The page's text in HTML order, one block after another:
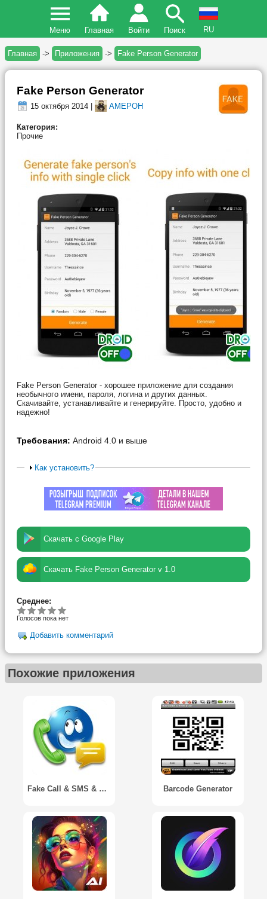
Меню Главная Войти Поиск RU
Главная -> Приложения -> Fake Person Generator
Fake Person Generator
15 октября 2014 | AMEPOH
Категория:
Прочие
Fake Person Generator - хорошее приложение для создания
необычного имени, пароля, логина и других данных.
Скачивайте, устанавливайте и генерируйте. Просто, удобно и
надежно!
Требования: Android 4.0 и выше
Как установить?
Скачать с Google Play
Скачать Fake Person Generator v 1.0
Среднее:
Голосов пока нет
Добавить комментарий
Похожие приложения
Fake Call & SMS & Call Logs PRO Barcode Generator